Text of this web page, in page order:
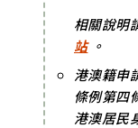
相關說明
站。
港澳籍申
條例第四
港澳居民